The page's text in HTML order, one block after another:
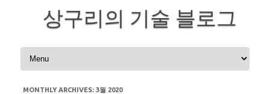
상구리의 기술 블로그
Skip to content
MONTHLY ARCHIVES: 3월 2020